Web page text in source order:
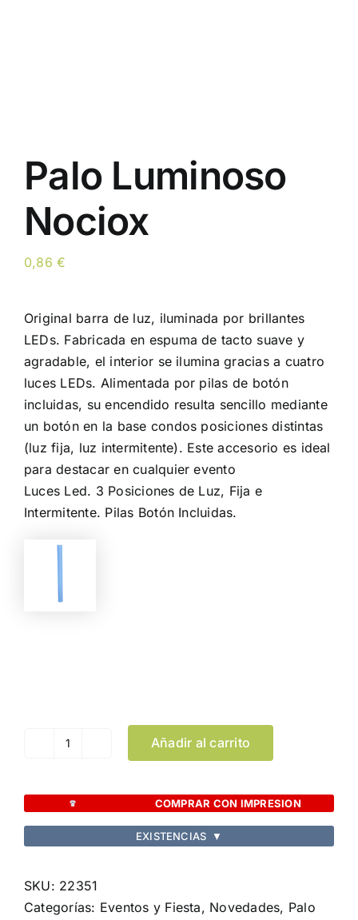
Palo Luminoso
Nociox
0,86€
Original barra de luz, iluminada por brillantes
LEDs. Fabricada en espuma de tacto suave y
agradable, el interior se ilumina gracias a cuatro
luces LEDs. Alimentada por pilas de botón
incluidas, su encendido resulta sencillo mediante
un botón en la base condos posiciones distintas
(luz fija, luz intermitente). Este accesorio es ideal
para destacar en cualquier evento
Luces Led. 3 Posiciones de Luz, Fija e
Intermitente. Pilas Botón Incluidas.
Palo
Nociox
cantidad
Añadir al carrito
COMPRAR CON IMPRESION
EXISTENCIAS ▼
SKU: 22351
Categorías: Eventos y Fiesta, Novedades, Palo